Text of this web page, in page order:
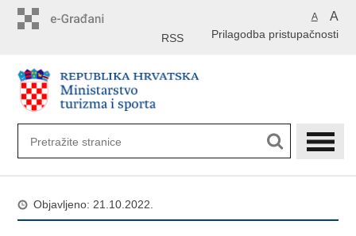
A A
Prilagodba pristupačnosti
RSS
Objavljeno: 21.10.2022.